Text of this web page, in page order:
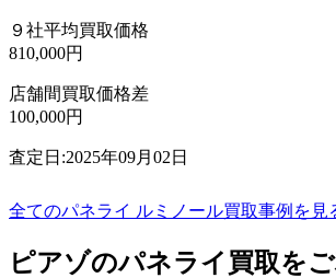
９社平均買取価格
810,000円
店舗間買取価格差
100,000円
査定日:2025年09月02日
全てのパネライ ルミノール買取事例を見
ピアゾのパネライ買取を